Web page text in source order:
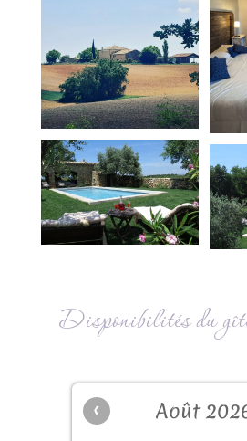
Disponibilités du
‹ Août